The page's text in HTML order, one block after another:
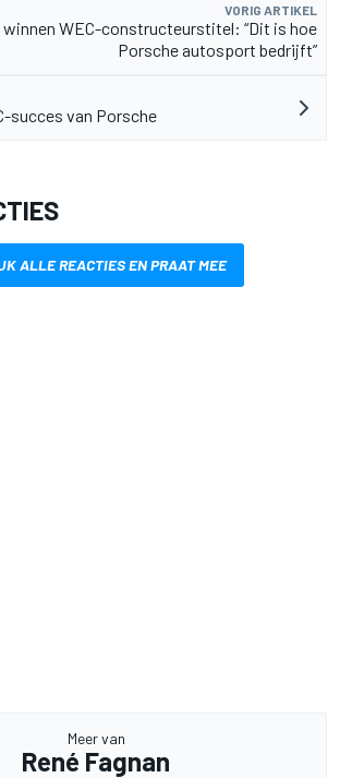
VORIG ARTIKEL
winnen WEC-constructeurstitel: “Dit is hoe
Porsche autosport bedrijft”
succes van Porsche
ALLE REACTIES EN PRAAT MEE
Meer van
René Fagnan